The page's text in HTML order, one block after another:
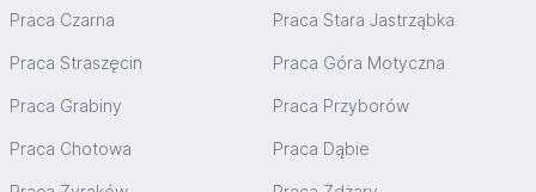
Praca Czarna Praca Stara Jastrząbka
Praca Straszęcin Praca Góra Motyczna
Praca Grabiny Praca Przyborów
Praca Chotowa Praca Dąbie